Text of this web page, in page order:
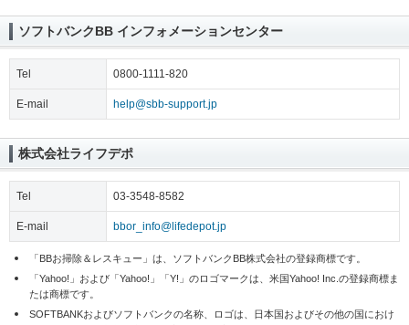
ソフトバンクBB インフォメーションセンター
Tel 0800-1111-820
E-mail help@sbb-support.jp
株式会社ライフデポ
Tel 03-3548-8582
E-mail bbor_info@lifedepot.jp
「BBお掃除＆レスキュー」は、ソフトバンクBB株式会社の登録商標です。
「Yahoo!」および「Yahoo!」「Y!」のロゴマークは、米国Yahoo! Inc.の登録商標ま
たは商標です。
SOFTBANKおよびソフトバンクの名称、ロゴは、日本国およびその他の国におけ